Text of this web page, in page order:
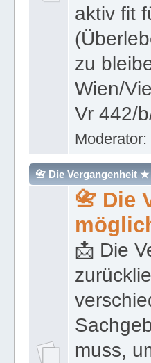
aktiv fit
zu
Wien/
Vr 442/
Moderator:
📇 Die Vergangenheit
📇 Die
📩 Die
muss,